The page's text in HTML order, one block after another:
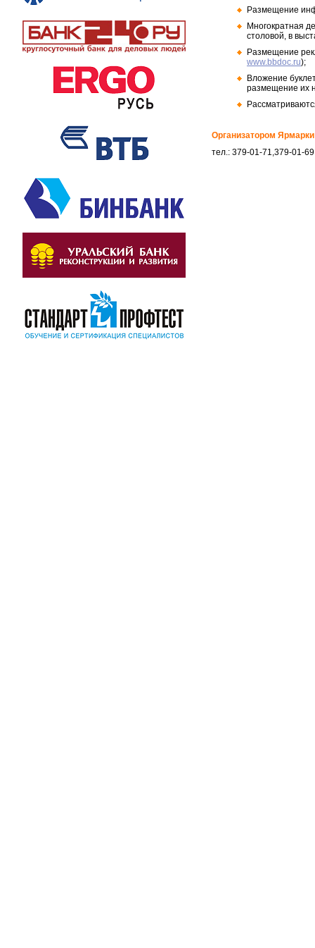
Размещение
Многократная
столовой, в
Размещение
www.bbdoc.ru);
Вложение
размещение их
Организатором
тел.: 379-01-71,379-01-